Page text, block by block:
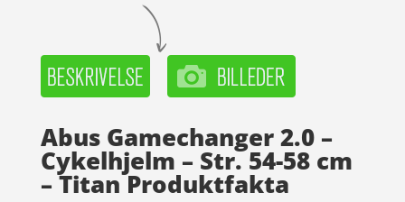
Abus Gamechanger 2.0 –
Cykelhjelm – Str. 54-58 cm
– Titan Produktfakta